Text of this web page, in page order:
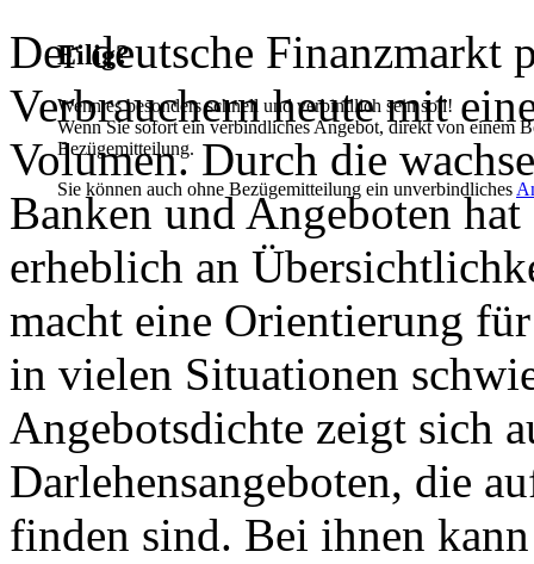
Eilig?
Wenn es besonders schnell und verbindlich sein soll!
Wenn Sie sofort ein verbindliches Angebot, direkt von einem
Bezügemitteilung.
Sie können auch ohne Bezügemitteilung ein unverbindliches
Der deutsche Finanzmarkt
Verbrauchern heute mit
Volumen. Durch die
Banken und Angeboten
erheblich an
macht eine Orientierung
in vielen Situationen
Angebotsdichte zeigt sich
Darlehensangeboten, die
finden sind. Bei ihnen